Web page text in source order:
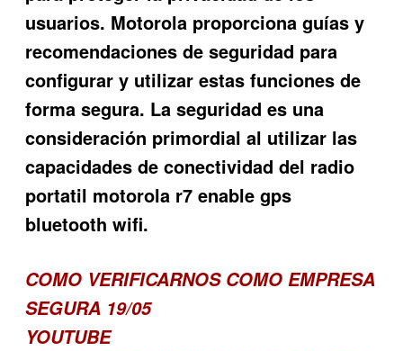
usuarios. Motorola proporciona guías y
recomendaciones de seguridad para
configurar y utilizar estas funciones de
forma segura. La seguridad es una
consideración primordial al utilizar las
capacidades de conectividad del radio
portatil motorola r7 enable gps
bluetooth wifi.
COMO VERIFICARNOS COMO EMPRESA
SEGURA 19/05
YOUTUBE